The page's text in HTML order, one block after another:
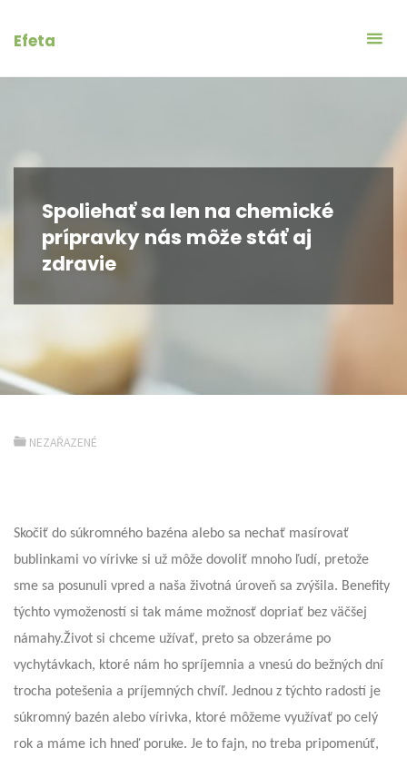
Efeta
Spoliehať sa len na chemické
prípravky nás môže stáť aj
zdravie
NEZAŘAZENÉ
Skočiť do súkromného bazéna alebo sa nechať masírovať
bublinkami vo vírivke si už môže dovoliť mnoho ľudí, pretože
sme sa posunuli vpred a naša životná úroveň sa zvýšila. Benefity
týchto vymožeností si tak máme možnosť dopriať bez väčšej
námahy.Život si chceme užívať, preto sa obzeráme po
vychytávkach, ktoré nám ho spríjemnia a vnesú do bežných dní
trocha potešenia a príjemných chvíľ. Jednou z týchto radostí je
súkromný bazén alebo vírivka, ktoré môžeme využívať po celý
rok a máme ich hneď poruke. Je to fajn, no treba pripomenúť,